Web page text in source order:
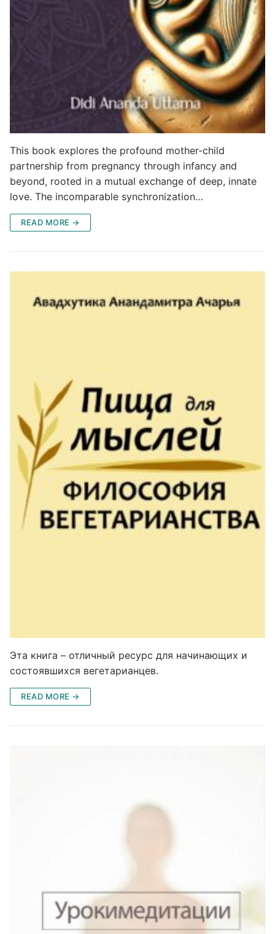
This book explores the profound mother-child
partnership from pregnancy through infancy and
beyond, rooted in a mutual exchange of deep, innate
love. The incomparable synchronization…
READ MORE →
Эта книга – отличный ресурс для начинающих и
состоявшихся вегетарианцев.
READ MORE →